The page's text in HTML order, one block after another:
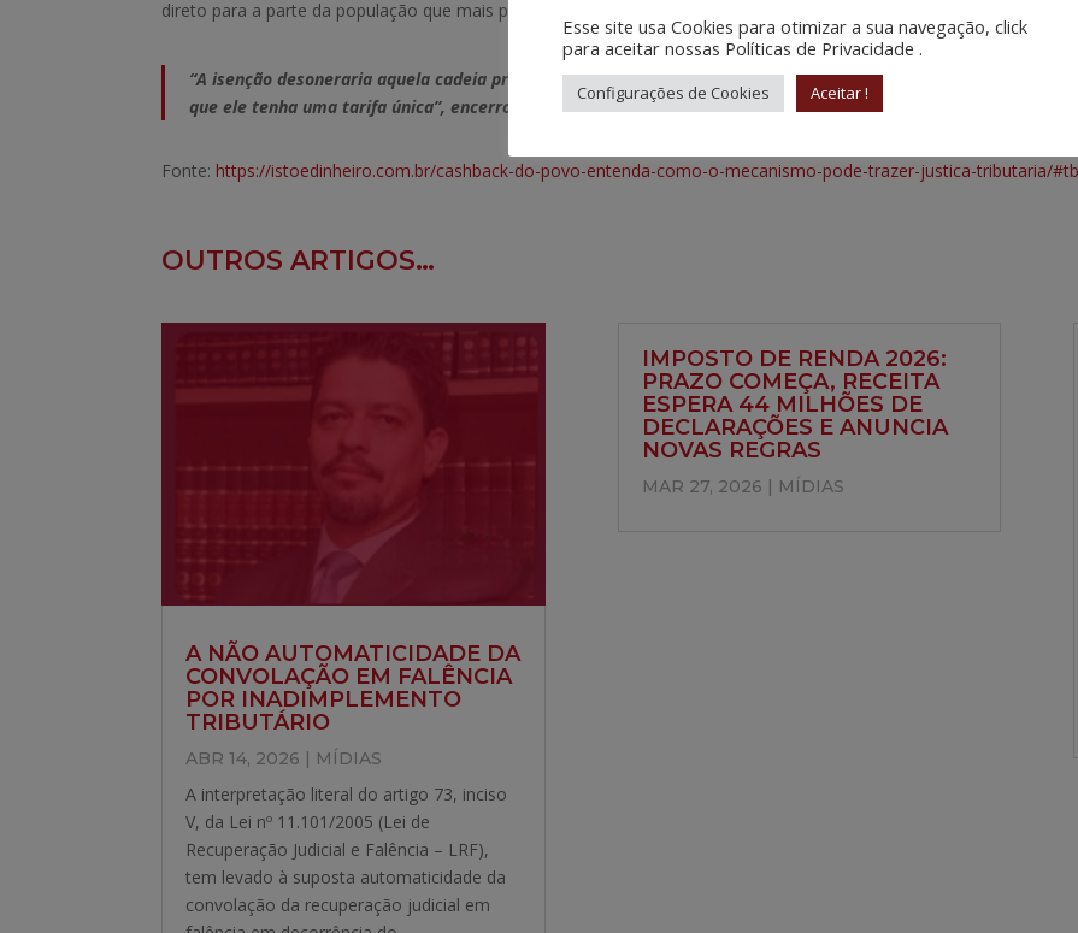
direto para a parte da população que mais precisa.
“A isenção desoneraria aquela cadeia produtiva inteira, mas não teria esse fim social. Assim você não faz
que ele tenha uma tarifa única”, encerrou.
Fonte: https://istoedinheiro.com.br/cashback-do-povo-entenda-como-o-mecanismo-pode-trazer-justica-tributaria/
OUTROS ARTIGOS…
A NÃO AUTOMATICIDADE DA
CONVOLAÇÃO EM FALÊNCIA
POR INADIMPLEMENTO
TRIBUTÁRIO
ABR 14, 2026 | MÍDIAS
A interpretação literal do artigo 73, inciso
V, da Lei nº 11.101/2005 (Lei de
Recuperação Judicial e Falência – LRF),
tem levado à suposta automaticidade da
convolação da recuperação judicial em
IMPOSTO DE RENDA 2026:
PRAZO COMEÇA, RECEITA
ESPERA 44 MILHÕES DE
DECLARAÇÕES E ANUNCIA
NOVAS REGRAS
MAR 27, 2026 | MÍDIAS
Esse site usa Cookies para otimizar a sua navegação, click
para aceitar nossas Políticas de Privacidade .
Configurações de Cookies Aceitar !